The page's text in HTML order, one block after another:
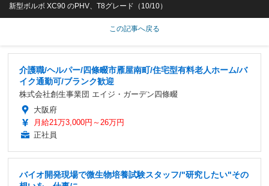
新型ボルボ XC90 のPHV、T8グレード（10/10）
この記事へ戻る
介護職/ヘルパー/四條畷市雁屋南町/住宅型有料老人ホーム/バ
イク通勤可/ブランク歓迎
株式会社創生事業団 エイジ・ガーデン四條畷
大阪府
月給21万3,000円～26万円
正社員
バイオ開発現場で微生物培養試験スタッフ/"研究したい"その